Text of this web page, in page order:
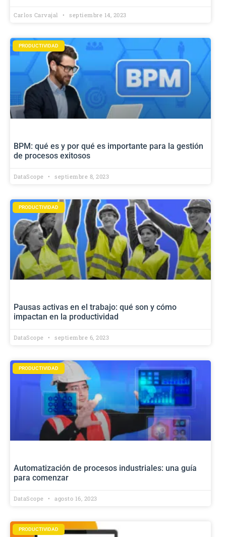
Carlos Carvajal septiembre 14, 2023
PRODUCTIVIDAD
BPM: qué es y por qué es importante para la gestión
de procesos exitosos
DataScope septiembre 8, 2023
PRODUCTIVIDAD
Pausas activas en el trabajo: qué son y cómo
impactan en la productividad
DataScope septiembre 6, 2023
PRODUCTIVIDAD
Automatización de procesos industriales: una guía
para comenzar
DataScope agosto 16, 2023
PRODUCTIVIDAD